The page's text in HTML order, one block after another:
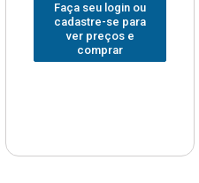
Faça seu login ou
cadastre-se para
ver preços e
comprar